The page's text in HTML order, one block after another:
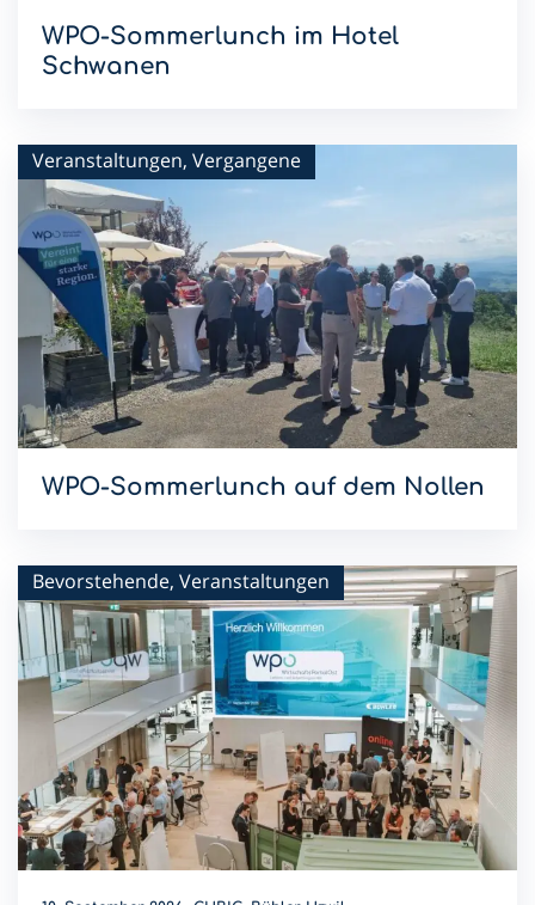
WPO-Sommerlunch im Hotel
Schwanen
Veranstaltungen, Vergangene
WPO-Sommerlunch auf dem Nollen
Bevorstehende, Veranstaltungen